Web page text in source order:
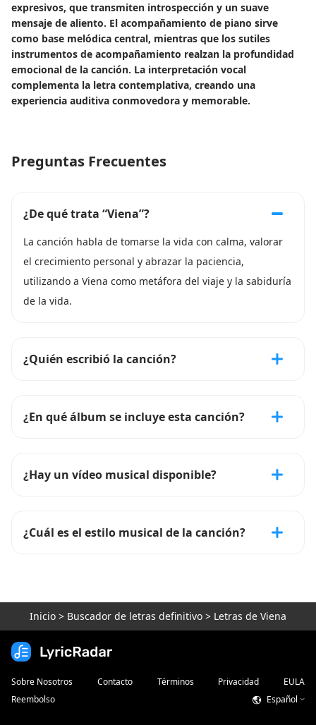
expresivos, que transmiten introspección y un suave
mensaje de aliento. El acompañamiento de piano sirve
como base melódica central, mientras que los sutiles
instrumentos de acompañamiento realzan la profundidad
emocional de la canción. La interpretación vocal
complementa la letra contemplativa, creando una
experiencia auditiva conmovedora y memorable.
Preguntas Frecuentes
¿De qué trata “Viena”?
La canción habla de tomarse la vida con calma, valorar
el crecimiento personal y abrazar la paciencia,
utilizando a Viena como metáfora del viaje y la sabiduría
de la vida.
¿Quién escribió la canción?
¿En qué álbum se incluye esta canción?
¿Hay un vídeo musical disponible?
¿Cuál es el estilo musical de la canción?
Inicio > Buscador de letras definitivo > Letras de Viena
Sobre Nosotros Contacto Términos Privacidad
EULA
Reembolso
Español